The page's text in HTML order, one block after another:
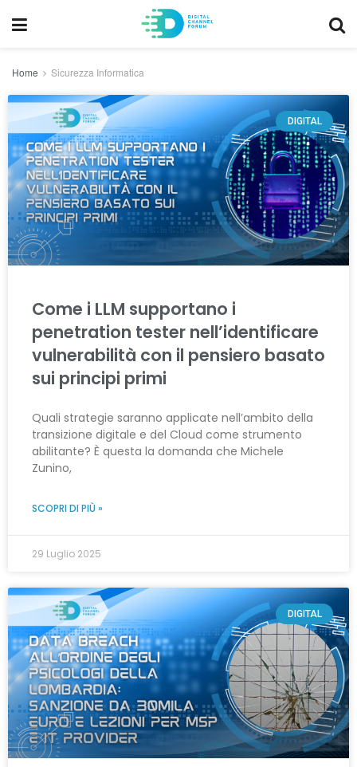
Home Sicurezza Informatica
DIGITAL
Come i LLM supportano i
penetration tester nell’identificare
vulnerabilità con il pensiero basato
sui principi primi
Quali strategie saranno applicate nell’ambito della
transizione digitale e del Cloud come strumento
abilitante? È questa la domanda che Michele
Zunino,
SCOPRI DI PIÙ »
29 Luglio 2025
DIGITAL